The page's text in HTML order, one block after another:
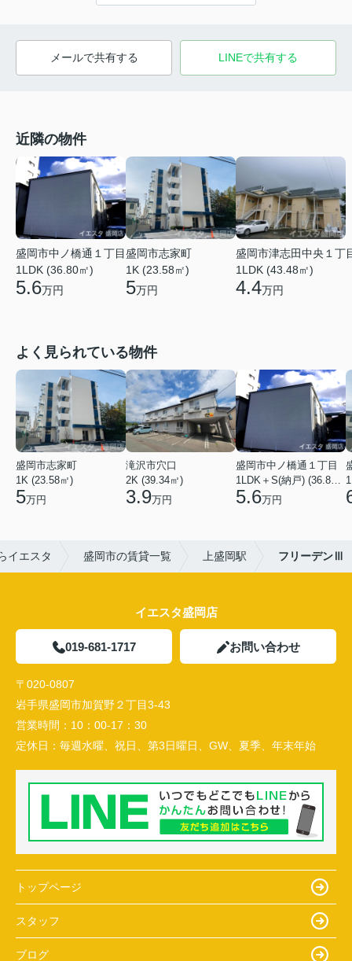
メールで共有する LINEで共有する
近隣の物件
盛岡市中ノ橋通１丁目
1LDK (36.80㎡)
5.6万円
盛岡市志家町
1K (23.58㎡)
5万円
盛岡市津志田中央１丁
1LDK (43.48㎡)
4.4万円
よく見られている物件
盛岡市志家町
1K (23.58㎡)
5万円
滝沢市穴口
2K (39.34㎡)
3.9万円
盛岡市中ノ橋通１丁目
1LDK＋S(納戸) (36.80㎡)
5.6万円
イエスタ 盛岡市の賃貸一覧 上盛岡駅 フリーデンⅢ
イエスタ盛岡店
019-681-1717 お問い合わせ
〒020-0807
岩手県盛岡市加賀野２丁目3-43
営業時間： 10：00-17：30
定休日： 毎週水曜、祝日、第3日曜日、GW、夏季、年末年始
トップページ
スタッフ
ブログ